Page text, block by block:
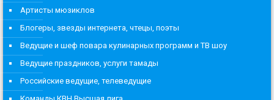
Артисты мюзиклов
Блогеры, звезды интернета, чтецы, поэты
Ведущие и шеф повара кулинарных программ и ТВ шоу
Ведущие праздников, услуги тамады
Российские ведущие, телеведущие